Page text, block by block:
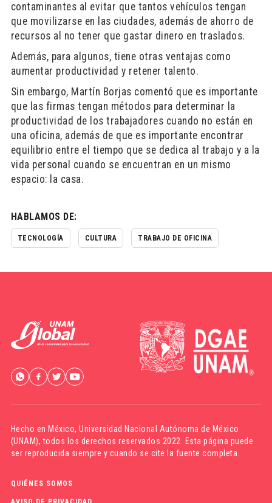
contaminantes al evitar que tantos vehículos tengan
que movilizarse en las ciudades, además de ahorro de
recursos al no tener que gastar dinero en traslados.
Además, para algunos, tiene otras ventajas como
aumentar productividad y retener talento.
Sin embargo, Martín Borjas comentó que es importante
que las firmas tengan métodos para determinar la
productividad de los trabajadores cuando no están en
una oficina, además de que es importante encontrar
equilibrio entre el tiempo que se dedica al trabajo y a la
vida personal cuando se encuentran en un mismo
espacio: la casa.
HABLAMOS DE:
TECNOLOGÍA CULTURA TRABAJO DE OFICINA
Hecho en México,Universidad Nacional Autónoma de México
(UNAM), todos los derechos reservados 2022. Esta página puede
ser reproducida siempre y cuando se cite la fuente completa.
QUIÉNES SOMOS